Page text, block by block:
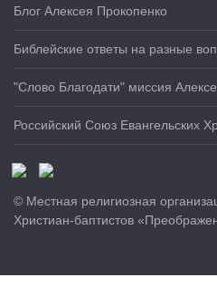
Блог Алексея Прокопенко
Библейские ответы на разные
"Слово Благодати" миссия
Российский Союз Евангельских
© Местная религиозная
Христиан-баптистов